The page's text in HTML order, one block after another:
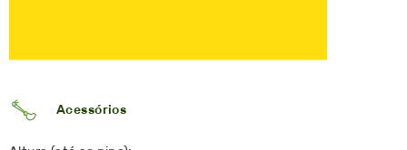
Acessórios